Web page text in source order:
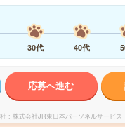
30代 40代
応募へ進む
株式会社JR東日本パーソネルサービス